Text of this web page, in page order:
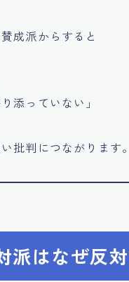
成派からすると
添っていない」
批判につながります。
派はなぜ反